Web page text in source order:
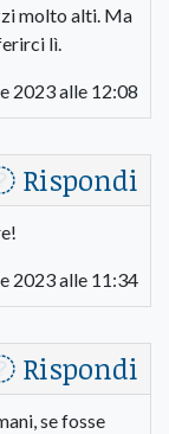
molto alti. Ma
lì.
2023 alle 12:08
Rispondi
2023 alle 11:34
Rispondi
se fosse